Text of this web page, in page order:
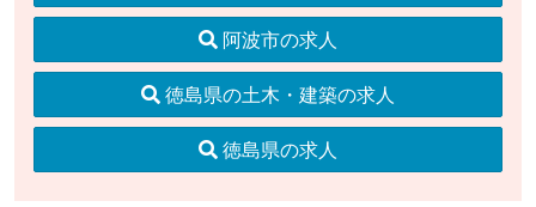
阿波市の求人
徳島県の土木・建築の求人
徳島県の求人